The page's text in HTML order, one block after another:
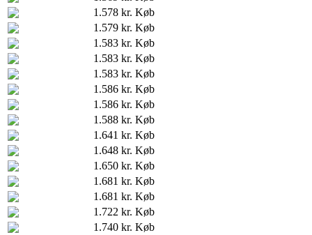
1.578 kr. Køb
1.579 kr. Køb
1.583 kr. Køb
1.583 kr. Køb
1.583 kr. Køb
1.586 kr. Køb
1.586 kr. Køb
1.588 kr. Køb
1.641 kr. Køb
1.648 kr. Køb
1.650 kr. Køb
1.681 kr. Køb
1.681 kr. Køb
1.722 kr. Køb
1.740 kr. Køb